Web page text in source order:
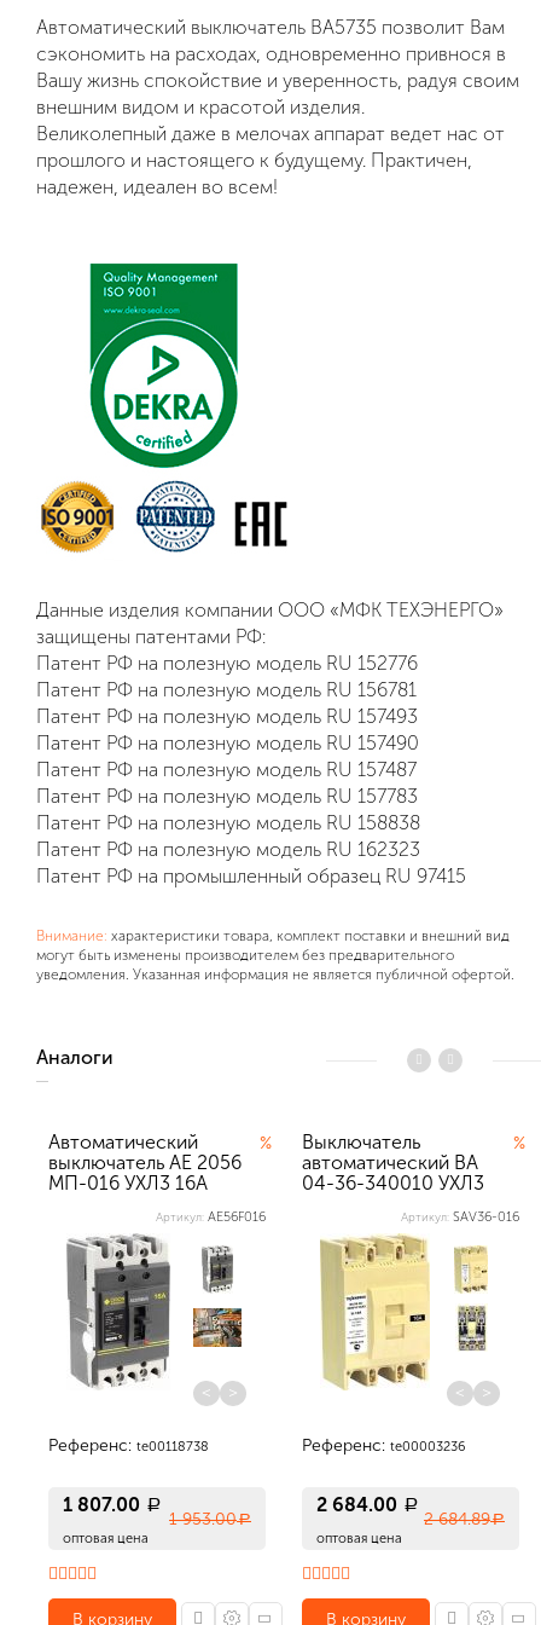
Автоматический выключатель ВА5735 позволит Вам
сэкономить на расходах, одновременно привнося в
Вашу жизнь спокойствие и уверенность, радуя своим
внешним видом и красотой изделия.
Великолепный даже в мелочах аппарат ведет нас от
прошлого и настоящего к будущему. Практичен,
надежен, идеален во всем!
Данные изделия компании ООО «МФК ТЕХЭНЕРГО»
защищены патентами РФ:
Патент РФ на полезную модель RU 152776
Патент РФ на полезную модель RU 156781
Патент РФ на полезную модель RU 157493
Патент РФ на полезную модель RU 157490
Патент РФ на полезную модель RU 157487
Патент РФ на полезную модель RU 157783
Патент РФ на полезную модель RU 158838
Патент РФ на полезную модель RU 162323
Патент РФ на промышленный образец RU 97415
Внимание: характеристики товара, комплект поставки и внешний вид
могут быть изменены производителем без предварительного
уведомления. Указанная информация не является публичной офертой.
Аналоги
Автоматический
выключатель АЕ 2056
МП-016 УХЛ3 16А
%
Артикул: AE56F016
< >
Референс: te00118738
1 807.00 a
оптовая цена
1 953.00 a
В корзину
Выключатель
автоматический ВА
04-36-340010 УХЛ3
%
Артикул: SAV36-016
< >
Референс: te00003236
2 684.00 a
оптовая цена
2 684.89 a
В корзину